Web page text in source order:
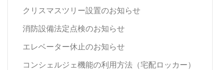
クリスマスツリー設置のお知らせ
消防設備法定点検のお知らせ
エレベーター休止のお知らせ
コンシェルジェ機能の利用方法（宅配ロッカー）